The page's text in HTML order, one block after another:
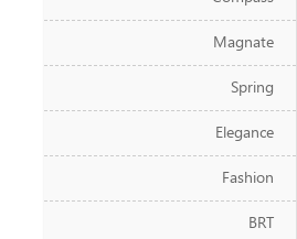
Magnate
Spring
Elegance
Fashion
BRT